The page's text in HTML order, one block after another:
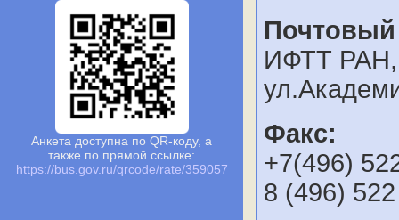
Анкета доступна по QR-коду, а
также по прямой ссылке:
https://bus.gov.ru/qrcode/rate/359057
Почтовый
ИФТТ РАН,
Факс:
+7(496)
8 (496)